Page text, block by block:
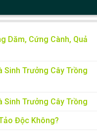
Dăm, Cứng Cành, Quả
Sinh Trưởng Cây Trồng
Sinh Trưởng Cây Trồng
Độc Không?